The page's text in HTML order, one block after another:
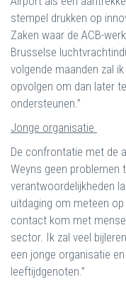
stempel drukken op
Zaken waar de ACB-
Brusselse
volgende maanden zal
opvolgen om dan later
ondersteunen.”
Jonge organisatie
De confrontatie met de
Weyns geen problemen
verantwoordelijkheden
uitdaging om meteen
contact kom met
sector. Ik zal veel
een jonge organisatie
leeftijdgenoten.”